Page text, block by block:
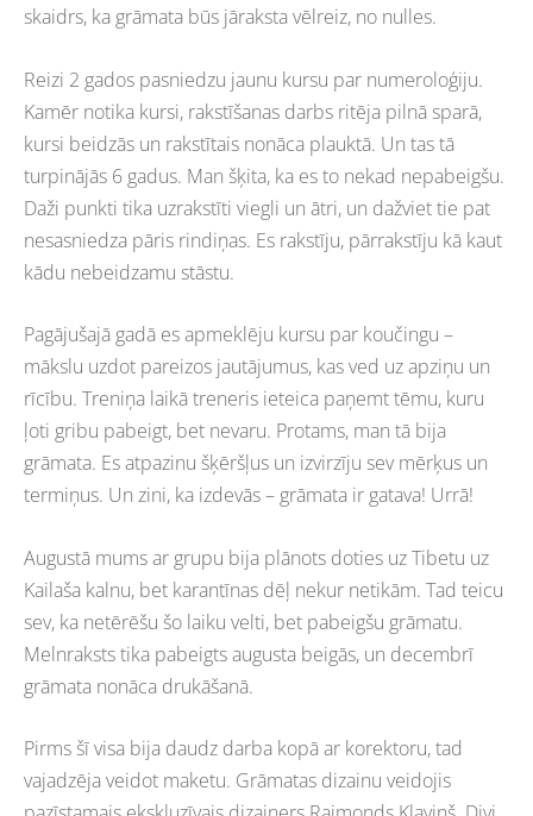
skaidrs, ka grāmata būs jāraksta vēlreiz, no nulles.
Reizi 2 gados pasniedzu jaunu kursu par numeroloģiju.
Kamēr notika kursi, rakstīšanas darbs ritēja pilnā sparā,
kursi beidzās un rakstītais nonāca plauktā. Un tas tā
turpinājās 6 gadus. Man šķita, ka es to nekad nepabeigšu.
Daži punkti tika uzrakstīti viegli un ātri, un dažviet tie pat
nesasniedza pāris rindiņas. Es rakstīju, pārrakstīju kā kaut
kādu nebeidzamu stāstu.
Pagājušajā gadā es apmeklēju kursu par koučingu –
mākslu uzdot pareizos jautājumus, kas ved uz apziņu un
rīcību. Treniņa laikā treneris ieteica paņemt tēmu, kuru
ļoti gribu pabeigt, bet nevaru. Protams, man tā bija
grāmata. Es atpazinu šķēršļus un izvirzīju sev mērķus un
termiņus. Un zini, ka izdevās – grāmata ir gatava! Urrā!
Augustā mums ar grupu bija plānots doties uz Tibetu uz
Kailaša kalnu, bet karantīnas dēļ nekur netikām. Tad teicu
sev, ka netērēšu šo laiku velti, bet pabeigšu grāmatu.
Melnraksts tika pabeigts augusta beigās, un decembrī
grāmata nonāca drukāšanā.
Pirms šī visa bija daudz darba kopā ar korektoru, tad
vajadzēja veidot maketu. Grāmatas dizainu veidojis